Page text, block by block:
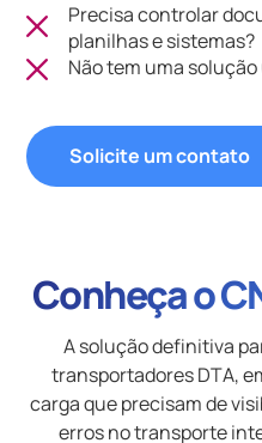
Precisa controlar
planilhas e sistemas?
Não tem uma
Solicite um contato
Conheça o
A solução definitiva
transportadores DTA,
carga que precisam de
erros no transporte